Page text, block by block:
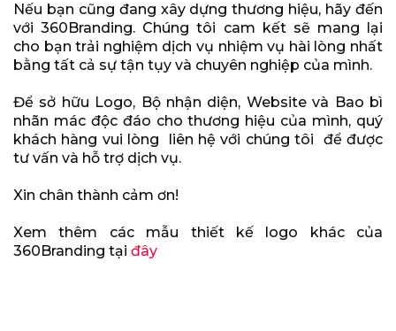
Nếu bạn cũng đang xây dựng thương hiệu, hãy đến
với 360Branding. Chúng tôi cam kết sẽ mang lại
cho bạn trải nghiệm dịch vụ nhiệm vụ hài lòng nhất
bằng tất cả sự tận tụy và chuyên nghiệp của mình.
Để sở hữu Logo, Bộ nhận diện, Website và Bao bì
nhãn mác độc đáo cho thương hiệu của mình, quý
khách hàng vui lòng liên hệ với chúng tôi để được
tư vấn và hỗ trợ dịch vụ.
Xin chân thành cảm ơn!
Xem thêm các mẫu thiết kế logo khác của
360Branding tại đây